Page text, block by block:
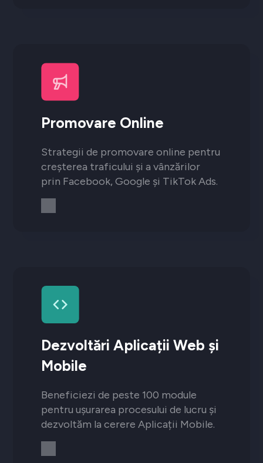
Promovare Online
Strategii de promovare online pentru
creșterea traficului și a vânzărilor
prin Facebook, Google și TikTok Ads.
Dezvoltări Aplicații Web și
Mobile
Beneficiezi de peste 100 module
pentru ușurarea procesului de lucru și
dezvoltăm la cerere Aplicații Mobile.